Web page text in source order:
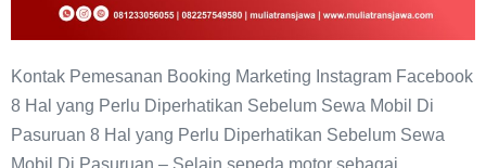
Kontak Pemesanan Booking Marketing Instagram Facebook
8 Hal yang Perlu Diperhatikan Sebelum Sewa Mobil Di
Pasuruan 8 Hal yang Perlu Diperhatikan Sebelum Sewa
Mobil Di Pasuruan – Selain sepeda motor sebagai